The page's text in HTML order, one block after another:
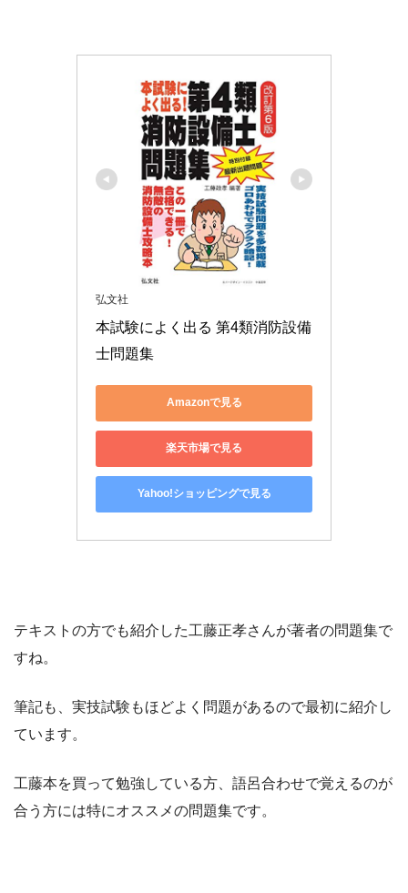
弘文社
本試験によく出る 第4類消防設備
士問題集
Amazonで見る
楽天市場で見る
Yahoo!ショッピングで見る
テキストの方でも紹介した工藤正孝さんが著者の問題集で
すね。
筆記も、実技試験もほどよく問題があるので最初に紹介し
ています。
工藤本を買って勉強している方、語呂合わせで覚えるのが
合う方には特にオススメの問題集です。